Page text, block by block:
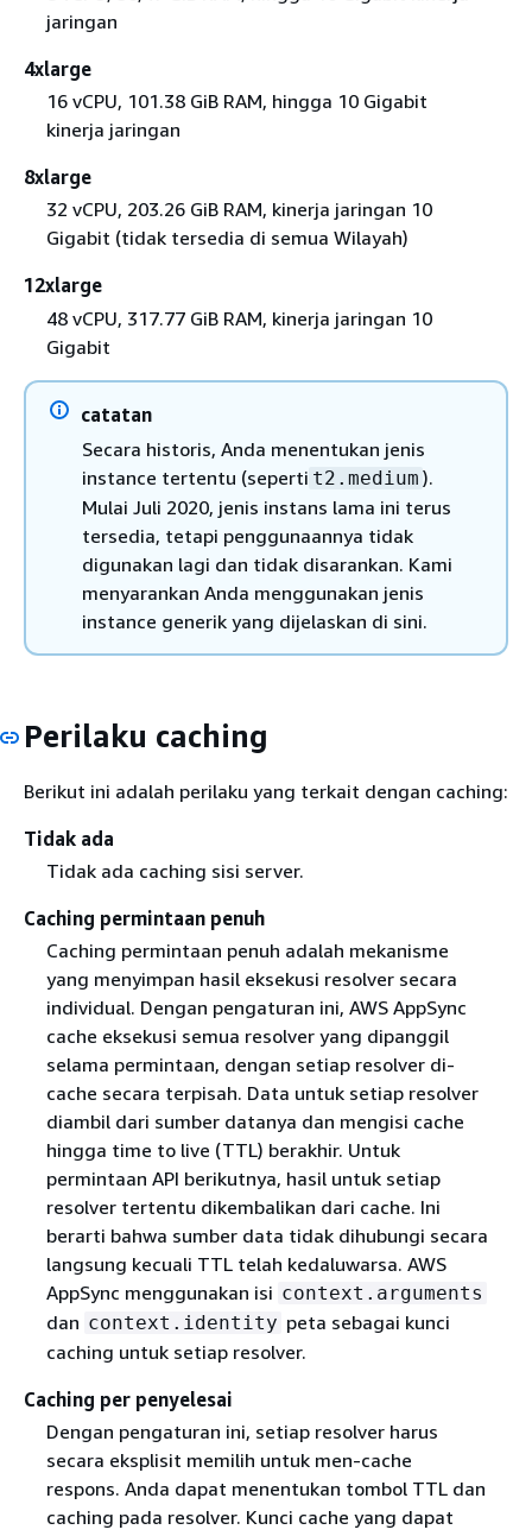
jaringan
4xlarge
16 vCPU, 101.38 GiB RAM, hingga 10 Gigabit
kinerja jaringan
8xlarge
32 vCPU, 203.26 GiB RAM, kinerja jaringan 10
Gigabit (tidak tersedia di semua Wilayah)
12xlarge
48 vCPU, 317.77 GiB RAM, kinerja jaringan 10
Gigabit
catatan
Secara historis, Anda menentukan jenis
instance tertentu (seperti t2.medium ).
Mulai Juli 2020, jenis instans lama ini terus
tersedia, tetapi penggunaannya tidak
digunakan lagi dan tidak disarankan. Kami
menyarankan Anda menggunakan jenis
instance generik yang dijelaskan di sini.
Perilaku caching
Berikut ini adalah perilaku yang terkait dengan caching:
Tidak ada
Tidak ada caching sisi server.
Caching permintaan penuh
Caching permintaan penuh adalah mekanisme
yang menyimpan hasil eksekusi resolver secara
individual. Dengan pengaturan ini, AWS AppSync
cache eksekusi semua resolver yang dipanggil
selama permintaan, dengan setiap resolver di-
cache secara terpisah. Data untuk setiap resolver
diambil dari sumber datanya dan mengisi cache
hingga time to live (TTL) berakhir. Untuk
permintaan API berikutnya, hasil untuk setiap
resolver tertentu dikembalikan dari cache. Ini
berarti bahwa sumber data tidak dihubungi secara
langsung kecuali TTL telah kedaluwarsa. AWS
AppSync menggunakan isi context.arguments
dan context.identity peta sebagai kunci
caching untuk setiap resolver.
Caching per penyelesai
Dengan pengaturan ini, setiap resolver harus
secara eksplisit memilih untuk men-cache
respons. Anda dapat menentukan tombol TTL dan
caching pada resolver. Kunci cache yang dapat